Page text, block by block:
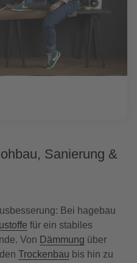
Sanierung &
Bei hagebau
für ein stabiles
Von Dämmung über
Trockenbau bis hin zu